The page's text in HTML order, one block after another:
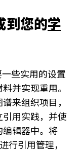
到您的学
些实用的设置
并实现重用。
来组织项目，
引用实践，并使
编辑器中。将
行引用管理，